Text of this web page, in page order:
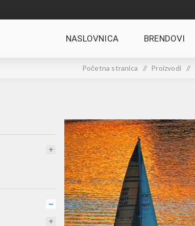
NASLOVNICA BRENDOVI
Početna stranica / Proizvodi /